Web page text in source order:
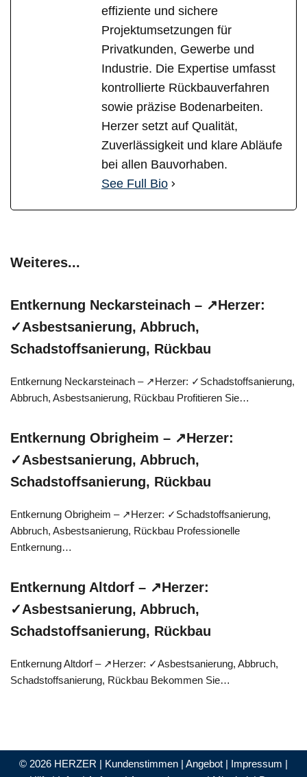
effiziente und sichere
Projektumsetzungen für
Privatkunden, Gewerbe und
Industrie. Die Expertise umfasst
kontrollierte Rückbauverfahren
sowie präzise Bodenarbeiten.
Herzer setzt auf Qualität,
Zuverlässigkeit und klare Abläufe
bei allen Bauvorhaben.
See Full Bio
Weiteres...
Entkernung Neckarsteinach – ↗️Herzer:
✓Asbestsanierung, Abbruch,
Schadstoffsanierung, Rückbau
Entkernung Neckarsteinach – ↗️Herzer: ✓Schadstoffsanierung,
Abbruch, Asbestsanierung, Rückbau Profitieren Sie…
Entkernung Obrigheim – ↗️Herzer:
✓Asbestsanierung, Abbruch,
Schadstoffsanierung, Rückbau
Entkernung Obrigheim – ↗️Herzer: ✓Schadstoffsanierung,
Abbruch, Asbestsanierung, Rückbau Professionelle
Entkernung…
Entkernung Altdorf – ↗️Herzer:
✓Asbestsanierung, Abbruch,
Schadstoffsanierung, Rückbau
Entkernung Altdorf – ↗️Herzer: ✓Asbestsanierung, Abbruch,
Schadstoffsanierung, Rückbau Bekommen Sie…
© 2026 HERZER | Kundenstimmen | Angebot | Impressum |